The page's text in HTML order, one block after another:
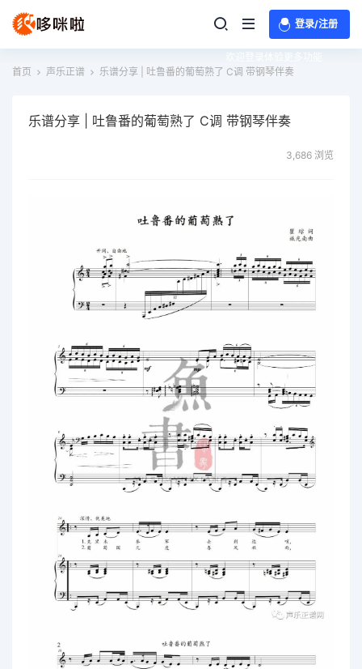
登录/注册
欢迎登录体验更多功能
首页
声乐正谱 乐谱分享 | 吐鲁番的葡萄熟了 C调 带钢琴伴奏
乐谱分享 | 吐鲁番的葡萄熟了 C调 带钢琴伴奏
3,686 浏览